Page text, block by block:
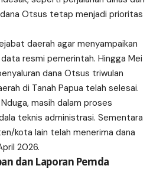
Otsus tetap menjadi prioritas
daerah agar menyampaikan
resmi pemerintah. Hingga Mei
dana Otsus triwulan
di Tanah Papua telah selesai.
masih dalam proses
teknis administrasi. Sementara
kota lain telah menerima dana
2026.
dan Laporan Pemda